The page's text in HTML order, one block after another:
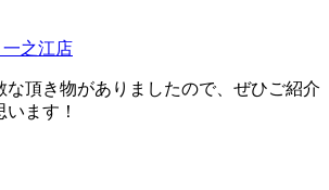
一之江店
な頂き物がありましたので、ぜひご紹介
ます！